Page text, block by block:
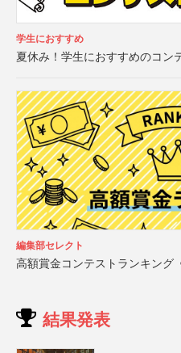
学生におすすめ
夏休み！学生におすすめのコン
編集部セレクト
高額賞金コンテストランキング
結果発表